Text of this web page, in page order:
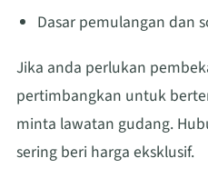
Dasar pemulangan dan
Jika anda perlukan
pertimbangkan untuk
minta lawatan gudang.
sering beri harga eksklusif.